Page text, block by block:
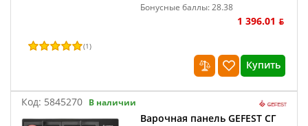
Бонусные баллы: 28.38
1 396.01 ƃ
(1)
Купить
Код: 5845270 В наличии
Варочная панель GEFEST СГ